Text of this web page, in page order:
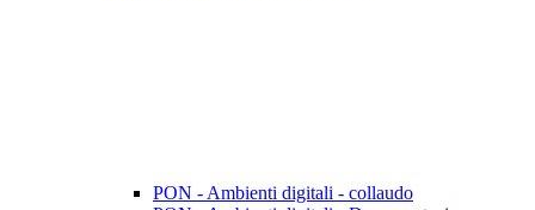
PON - Ambienti digitali - collaudo